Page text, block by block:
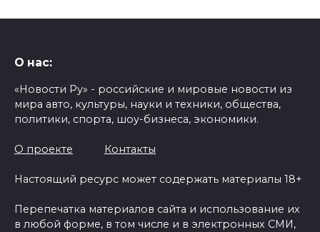
О нас:
«Новости Ру» - российские и мировые новости из
мира авто, культуры, науки и техники, общества,
политики, спорта, шоу-бизнеса, экономики.
О проекте Контакты
Настоящий ресурс может содержать материалы 18+
Перепечатка материалов сайта и использование их
в любой форме, в том числе и в электронных СМИ,